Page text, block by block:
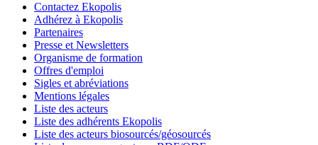
Contactez Ekopolis
Adhérez à Ekopolis
Partenaires
Presse et Newsletters
Organisme de formation
Offres d'emploi
Sigles et abréviations
Mentions légales
Liste des acteurs
Liste des adhérents Ekopolis
Liste des acteurs biosourcés/géosourcés